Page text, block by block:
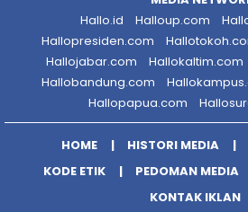
Hallo.id
Halloup.com
Hallopresiden.com
Hallojabar.com
Hallokaltim.com
Hallobandung.com
Hallopapua.com
HOME HISTORI MEDIA
KODE ETIK
PEDOMAN MEDIA
KONTAK IKLAN